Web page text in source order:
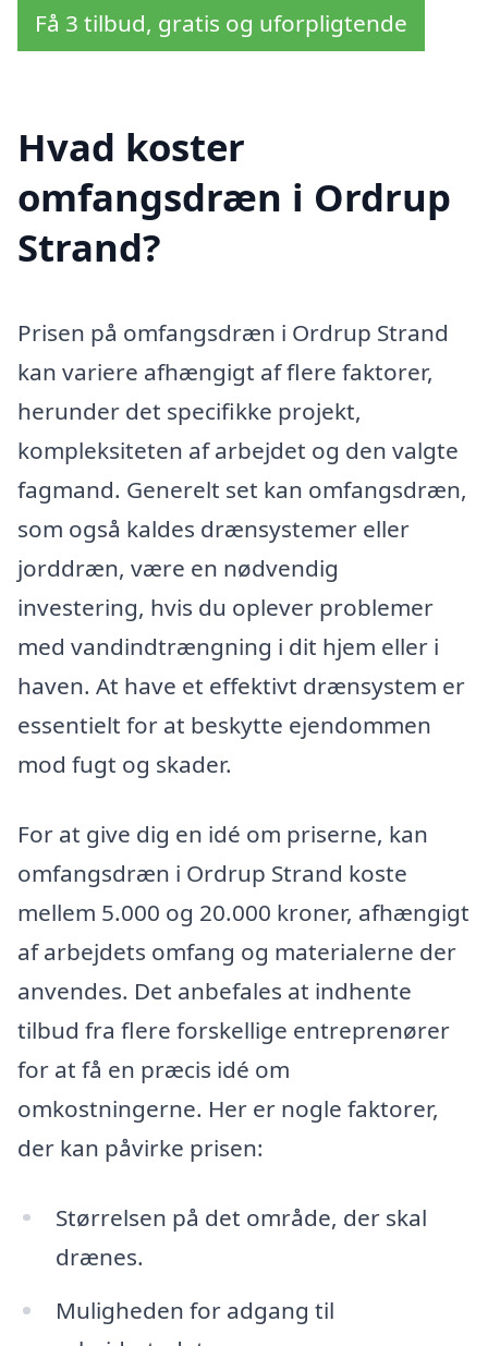
Få 3 tilbud, gratis og uforpligtende
Hvad koster
omfangsdræn i Ordrup
Strand?
Prisen på omfangsdræn i Ordrup Strand
kan variere afhængigt af flere faktorer,
herunder det specifikke projekt,
kompleksiteten af arbejdet og den valgte
fagmand. Generelt set kan omfangsdræn,
som også kaldes drænsystemer eller
jorddræn, være en nødvendig
investering, hvis du oplever problemer
med vandindtrængning i dit hjem eller i
haven. At have et effektivt drænsystem er
essentielt for at beskytte ejendommen
mod fugt og skader.
For at give dig en idé om priserne, kan
omfangsdræn i Ordrup Strand koste
mellem 5.000 og 20.000 kroner, afhængigt
af arbejdets omfang og materialerne der
anvendes. Det anbefales at indhente
tilbud fra flere forskellige entreprenører
for at få en præcis idé om
omkostningerne. Her er nogle faktorer,
der kan påvirke prisen:
Størrelsen på det område, der skal
drænes.
Muligheden for adgang til